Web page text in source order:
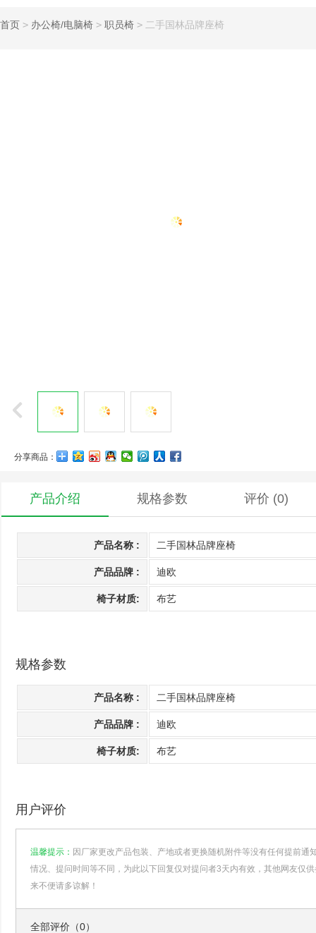
首页 > 办公椅/电脑椅 > 职员椅 > 二手国林品牌座椅
分享商品：
产品介绍 规格参数 评价 (0)
产品名称 : 二手国林品牌座椅
产品品牌 : 迪欧
椅子材质: 布艺
规格参数
产品名称 : 二手国林品牌座椅
产品品牌 : 迪欧
椅子材质: 布艺
用户评价
温馨提示： 因厂家更改产品包装、产地或者更换随机附件等没有任何提前通
情况、提问时间等不同，为此以下回复仅对提问者3天内有效，其他网友仅
来不便请多谅解！
全部评价（0）